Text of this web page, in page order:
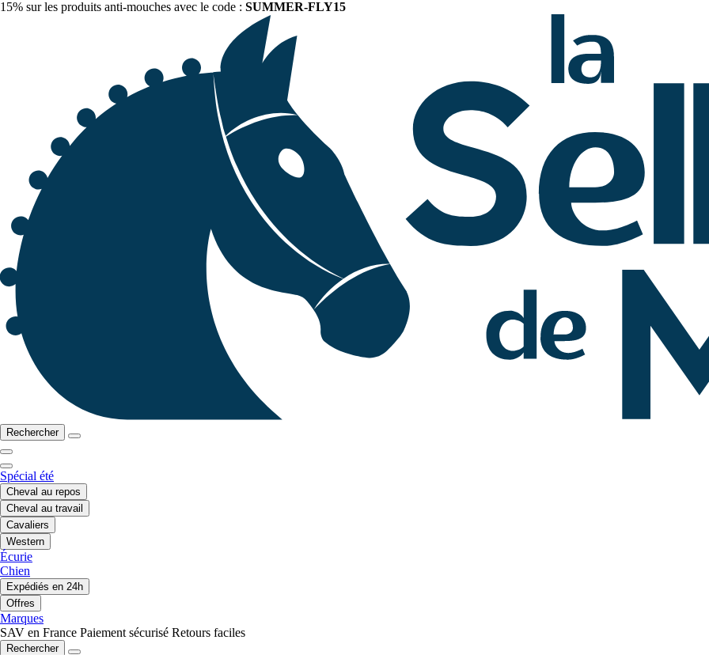
15% sur les produits anti-mouches avec le code : SUMMER-FLY15
Rechercher
Spécial été
Cheval au repos
Cheval au travail
Cavaliers
Western
Écurie
Chien
Expédiés en 24h
Offres
Marques
SAV en France Paiement sécurisé Retours faciles
Rechercher